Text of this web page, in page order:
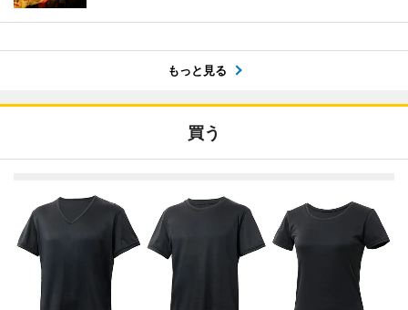
もっと見る
買う